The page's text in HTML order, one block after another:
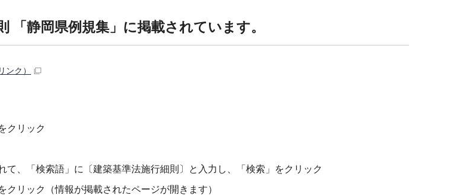
「静岡県例規集」に掲載されています。
ンク）
クリック
て、「検索語」に〔建築基準法施行細則〕と入力し、「検索」をクリック
クリック（情報が掲載されたページが開きます）